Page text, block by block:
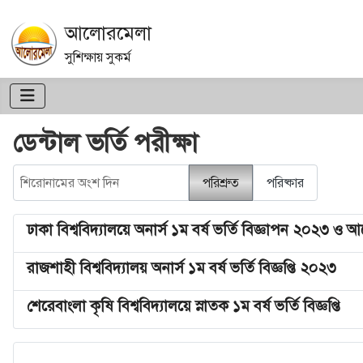
আলোরমেলা
সুশিক্ষায় সুকর্ম
ডেন্টাল ভর্তি পরীক্ষা
শিরোনামের অংশ দিন
পরিশ্রুত পরিষ্কার
ঢাকা বিশ্ববিদ্যালয়ে অনার্স ১ম বর্ষ ভর্তি বিজ্ঞাপন ২০২৩ ও
রাজশাহী বিশ্ববিদ্যালয় অনার্স ১ম বর্ষ ভর্তি বিজ্ঞপ্তি ২০২৩
শেরেবাংলা কৃষি বিশ্ববিদ্যালয়ে স্নাতক ১ম বর্ষ ভর্তি বিজ্ঞপ্তি